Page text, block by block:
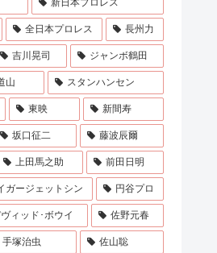
全日本プロレス 長州力
吉川晃司 ジャンボ鶴田
山 スタンハンセン
東映 新間寿
坂口征二 藤波辰爾
上田馬之助 前田日明
ガージェットシン 円谷プロ
ィッド･ボウイ 佐野元春
手塚治虫 佐山聡